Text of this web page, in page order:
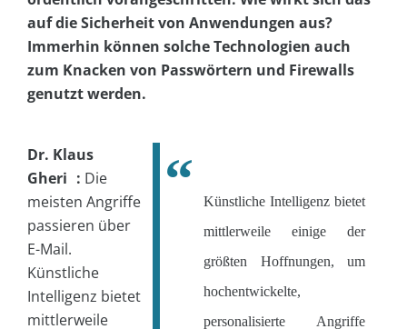
auf die Sicherheit von Anwendungen aus?
Immerhin können solche Technologien auch
zum Knacken von Passwörtern und Firewalls
genutzt werden.
Künstliche Intelligenz bietet
mittlerweile einige der
größten Hoffnungen, um
hochentwickelte,
personalisierte Angriffe
Dr. Klaus
Gheri : Die
meisten Angriffe
passieren über
E-Mail.
Künstliche
Intelligenz bietet
mittlerweile